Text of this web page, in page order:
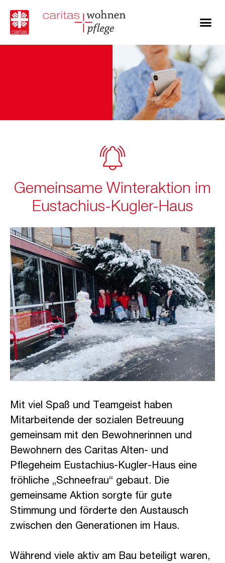
Gemeinsame Winteraktion im
Eustachius-Kugler-Haus
Mit viel Spaß und Teamgeist haben
Mitarbeitende der sozialen Betreuung
gemeinsam mit den Bewohnerinnen und
Bewohnern des Caritas Alten- und
Pflegeheim Eustachius-Kugler-Haus eine
fröhliche „Schneefrau“ gebaut. Die
gemeinsame Aktion sorgte für gute
Stimmung und förderte den Austausch
zwischen den Generationen im Haus.
Während viele aktiv am Bau beteiligt waren,